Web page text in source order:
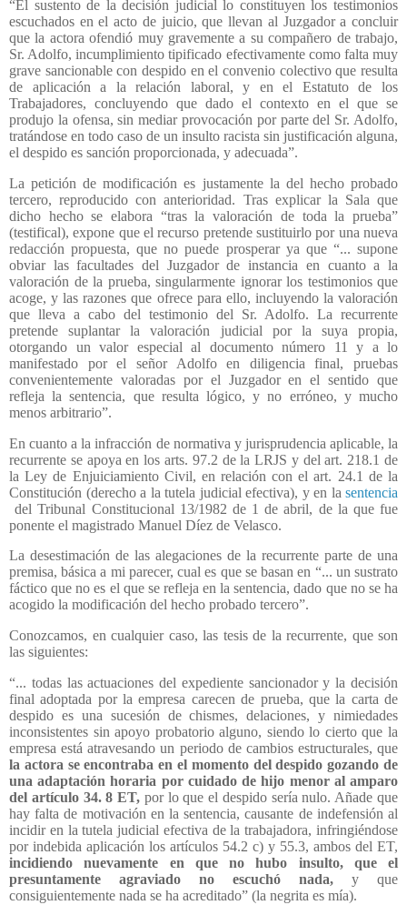
“El sustento de la decisión judicial lo constituyen los testimonios
escuchados en el acto de juicio, que llevan al Juzgador a concluir
que la actora ofendió muy gravemente a su compañero de trabajo,
Sr. Adolfo, incumplimiento tipificado efectivamente como falta muy
grave sancionable con despido en el convenio colectivo que resulta
de aplicación a la relación laboral, y en el Estatuto de los
Trabajadores, concluyendo que dado el contexto en el que se
produjo la ofensa, sin mediar provocación por parte del Sr. Adolfo,
tratándose en todo caso de un insulto racista sin justificación alguna,
el despido es sanción proporcionada, y adecuada”.
La petición de modificación es justamente la del hecho probado
tercero, reproducido con anterioridad. Tras explicar la Sala que
dicho hecho se elabora “tras la valoración de toda la prueba”
(testifical), expone que el recurso pretende sustituirlo por una nueva
redacción propuesta, que no puede prosperar ya que “... supone
obviar las facultades del Juzgador de instancia en cuanto a la
valoración de la prueba, singularmente ignorar los testimonios que
acoge, y las razones que ofrece para ello, incluyendo la valoración
que lleva a cabo del testimonio del Sr. Adolfo. La recurrente
pretende suplantar la valoración judicial por la suya propia,
otorgando un valor especial al documento número 11 y a lo
manifestado por el señor Adolfo en diligencia final, pruebas
convenientemente valoradas por el Juzgador en el sentido que
refleja la sentencia, que resulta lógico, y no erróneo, y mucho
menos arbitrario”.
En cuanto a la infracción de normativa y jurisprudencia aplicable, la
recurrente se apoya en los arts. 97.2 de la LRJS y del art. 218.1 de
la Ley de Enjuiciamiento Civil, en relación con el art. 24.1 de la
Constitución (derecho a la tutela judicial efectiva), y en la sentencia
del Tribunal Constitucional 13/1982 de 1 de abril, de la que fue
ponente el magistrado Manuel Díez de Velasco.
La desestimación de las alegaciones de la recurrente parte de una
premisa, básica a mi parecer, cual es que se basan en “... un sustrato
fáctico que no es el que se refleja en la sentencia, dado que no se ha
acogido la modificación del hecho probado tercero”.
Conozcamos, en cualquier caso, las tesis de la recurrente, que son
las siguientes:
“... todas las actuaciones del expediente sancionador y la decisión
final adoptada por la empresa carecen de prueba, que la carta de
despido es una sucesión de chismes, delaciones, y nimiedades
inconsistentes sin apoyo probatorio alguno, siendo lo cierto que la
empresa está atravesando un periodo de cambios estructurales, que
la actora se encontraba en el momento del despido gozando de
una adaptación horaria por cuidado de hijo menor al amparo
del artículo 34. 8 ET, por lo que el despido sería nulo. Añade que
hay falta de motivación en la sentencia, causante de indefensión al
incidir en la tutela judicial efectiva de la trabajadora, infringiéndose
por indebida aplicación los artículos 54.2 c) y 55.3, ambos del ET,
incidiendo nuevamente en que no hubo insulto, que el
presuntamente agraviado no escuchó nada, y que
consiguientemente nada se ha acreditado” (la negrita es mía).